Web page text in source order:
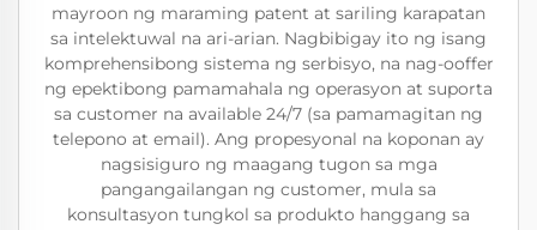
mayroon ng maraming patent at sariling karapatan
sa intelektuwal na ari-arian. Nagbibigay ito ng isang
komprehensibong sistema ng serbisyo, na nag-ooffer
ng epektibong pamamahala ng operasyon at suporta
sa customer na available 24/7 (sa pamamagitan ng
telepono at email). Ang propesyonal na koponan ay
nagsisiguro ng maagang tugon sa mga
pangangailangan ng customer, mula sa
konsultasyon tungkol sa produkto hanggang sa